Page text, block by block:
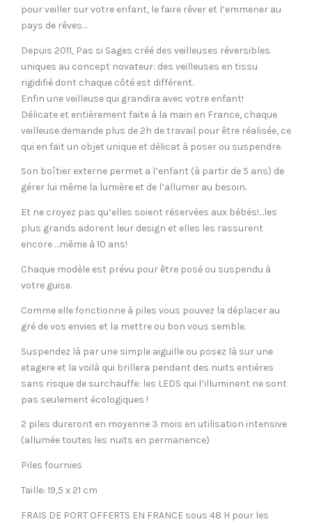
pour veiller sur votre enfant, le faire rêver et l’emmener au
pays de rêves…
Depuis 2011, Pas si Sages créé des veilleuses réversibles
uniques au concept novateur: des veilleuses en tissu
rigidifié dont chaque côté est différent.
Enfin une veilleuse qui grandira avec votre enfant!
Délicate et entièrement faite à la main en France, chaque
veilleuse demande plus de 2h de travail pour être réalisée, ce
qui en fait un objet unique et délicat à poser ou suspendre.
Son boîtier externe permet a l’enfant (à partir de 5 ans) de
gérer lui même la lumière et de l’allumer au besoin.
Et ne croyez pas qu’elles soient réservées aux bébés!…les
plus grands adorent leur design et elles les rassurent
encore …même à 10 ans!
Chaque modèle est prévu pour être posé ou suspendu à
votre guise.
Comme elle fonctionne à piles vous pouvez la déplacer au
gré de vos envies et la mettre ou bon vous semble.
Suspendez là par une simple aiguille ou posez là sur une
etagere et la voilà qui brillera pendant des nuits entières
sans risque de surchauffe: les LEDS qui l’illuminent ne sont
pas seulement écologiques !
2 piles dureront en moyenne 3 mois en utilisation intensive
(allumée toutes les nuits en permanence)
Piles fournies
Taille: 19,5 x 21 cm
FRAIS DE PORT OFFERTS EN FRANCE sous 48 H pour les